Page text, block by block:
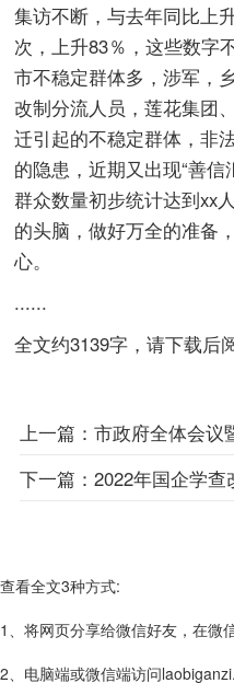
集访不断，与去年同比上
次，上升83％，这些数字
市不稳定群体多，涉军，
改制分流人员，莲花集团
迁引起的不稳定群体，非
的隐患，近期又出现“善
群众数量初步统计达到xx
的头脑，做好万全的准备
心。
......
全文约3139字，请下载后
上一篇： 市政府全体会议
下一篇： 2022年国企学查改组织
查看全文3种方式:
1、将网页分享给微信好友，在微
2、电脑端或微信端访问